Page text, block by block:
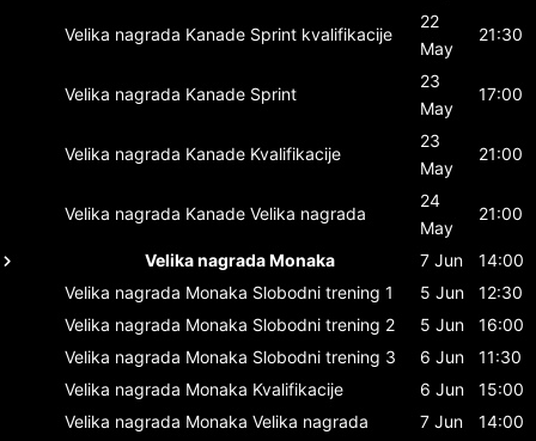
Velika nagrada Kanade Sprint kvalifikacije
22
May
21:30
Velika nagrada Kanade Sprint
23
May
17:00
Velika nagrada Kanade Kvalifikacije
23
May
21:00
Velika nagrada Kanade Velika nagrada
24
May
21:00
Velika nagrada Monaka 7 Jun
14:00
Velika nagrada Monaka Slobodni trening 1 5 Jun
12:30
Velika nagrada Monaka Slobodni trening 2 5 Jun
16:00
Velika nagrada Monaka Slobodni trening 3 6 Jun
11:30
Velika nagrada Monaka Kvalifikacije 6 Jun
15:00
Velika nagrada Monaka Velika nagrada 7 Jun
14:00